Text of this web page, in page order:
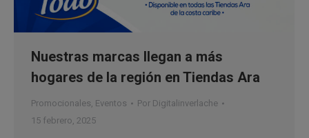
Nuestras marcas llegan a más
hogares de la región en Tiendas Ara
Promocionales, Eventos Por Digitalinverlache
15 febrero, 2025